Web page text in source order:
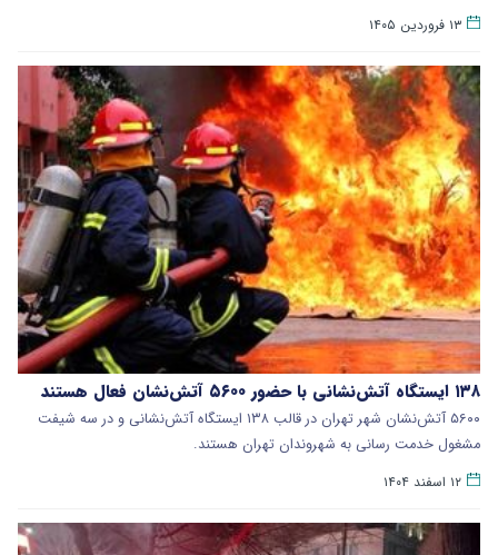
۱۳ فروردین ۱۴۰۵
۱۳۸ ایستگاه آتش‌نشانی با حضور ۵۶۰۰ آتش‌نشان فعال هستند
۵۶۰۰ آتش‌نشان شهر تهران در قالب ۱۳۸ ایستگاه آتش‌نشانی و در سه شیفت
مشغول خدمت رسانی به شهروندان تهران هستند.
۱۲ اسفند ۱۴۰۴